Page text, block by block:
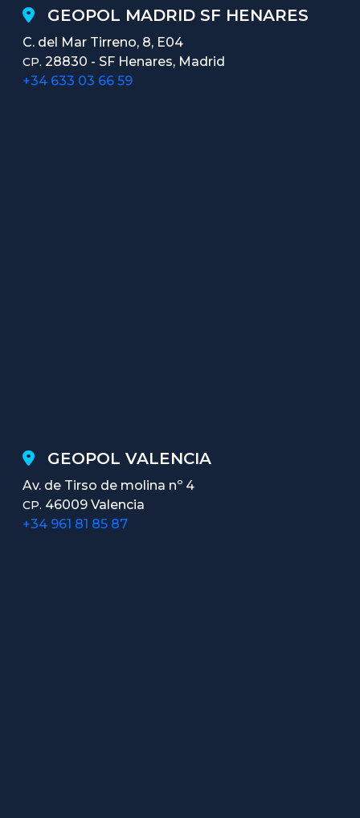
GEOPOL MADRID SF HENARES
C. del Mar Tirreno, 8, E04
CP. 28830 - SF Henares, Madrid
+34 633 03 66 59
GEOPOL VALENCIA
Av. de Tirso de molina nº 4
CP. 46009 Valencia
+34 961 81 85 87